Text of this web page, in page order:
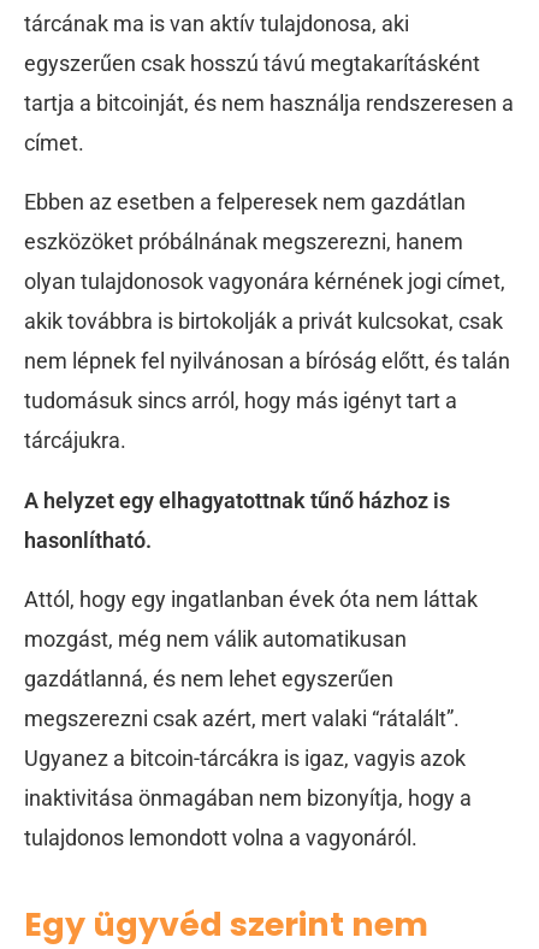
tárcának ma is van aktív tulajdonosa, aki
egyszerűen csak hosszú távú megtakarításként
tartja a bitcoinját, és nem használja rendszeresen a
címet.
Ebben az esetben a felperesek nem gazdátlan
eszközöket próbálnának megszerezni, hanem
olyan tulajdonosok vagyonára kérnének jogi címet,
akik továbbra is birtokolják a privát kulcsokat, csak
nem lépnek fel nyilvánosan a bíróság előtt, és talán
tudomásuk sincs arról, hogy más igényt tart a
tárcájukra.
A helyzet egy elhagyatottnak tűnő házhoz is
hasonlítható.
Attól, hogy egy ingatlanban évek óta nem láttak
mozgást, még nem válik automatikusan
gazdátlanná, és nem lehet egyszerűen
megszerezni csak azért, mert valaki “rátalált”.
Ugyanez a bitcoin-tárcákra is igaz, vagyis azok
inaktivitása önmagában nem bizonyítja, hogy a
tulajdonos lemondott volna a vagyonáról.
Egy ügyvéd szerint nem